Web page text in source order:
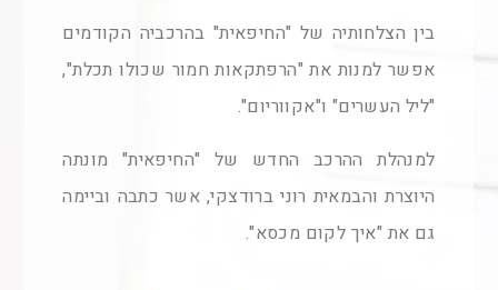
בין הצלחותיה של "החיפאית" בהרכביה הקודמים
אפשר למנות את "הרפתקאות חמור שכולו תכלת",
"ליל העשרים" ו"אקווריום".
למנהלת ההרכב החדש של "החיפאית" מונתה
היוצרת והבמאית רוני ברודצקי, אשר כתבה וביימה
גם את "איך לקום מכסא".